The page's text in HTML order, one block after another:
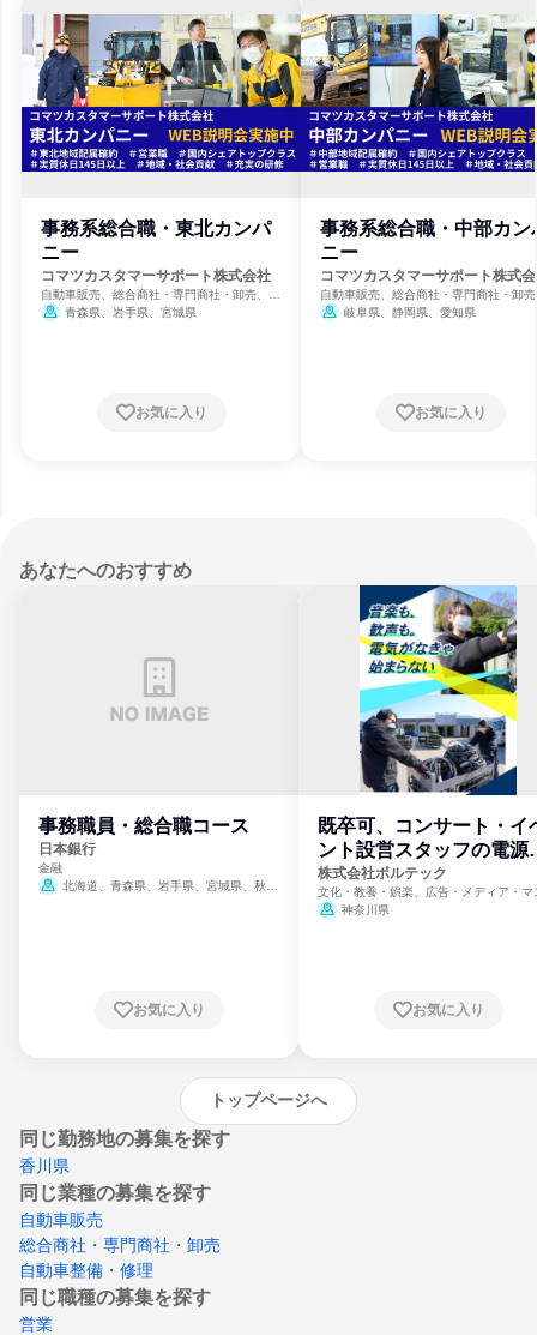
事務系総合職・東北カンパ
ニー
コマツカスタマーサポート株式会社
自動車販売、総合商社・専門商社・卸売、自
動車整備・修理
青森県、岩手県、宮城県
お気に入り
事務系総合職・中部カン
ニー
コマツカスタマーサポート株式
自動車販売、総合商社・専門商社・卸
動車整備・修理
岐阜県、静岡県、愛知県
お気に入り
あなたへのおすすめ
事務職員・総合職コース
日本銀行
金融
北海道、青森県、岩手県、宮城県、秋田
崎県、熊本県、大分県、宮崎県、鹿児島県、
お気に入り
既卒可、コンサート・イ
ント設営スタッフの電源
門
株式会社ボルテック
文化・教養・娯楽、広告・メディア・マ
ミ、電力・ガス・水道・エネルギー
神奈川県
お気に入り
トップページへ
同じ勤務地の募集を探す
香川県
同じ業種の募集を探す
自動車販売
総合商社・専門商社・卸売
自動車整備・修理
同じ職種の募集を探す
営業